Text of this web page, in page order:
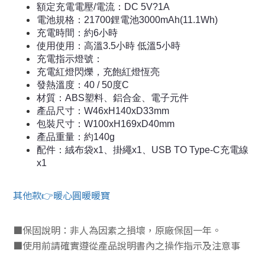
額定充電電壓/電流：DC 5V?1A
電池規格：21700鋰電池3000mAh(11.1Wh)
充電時間：約6小時
使用使用：高溫3.5小時 低溫5小時
充電指示燈號：
充電紅燈閃爍，充飽紅燈恆亮
發熱溫度：40 / 50度C
材質：ABS塑料、鋁合金、電子元件
產品尺寸：W46xH140xD33mm
包裝尺寸：W100xH169xD40mm
產品重量：約140g
配件：絨布袋x1、掛繩x1、USB TO Type-C充電線
x1
其他款👉暖心圓暖暖寶
■保固說明：非人為因素之損壞，原廠保固一年。
■使用前請確實遵從產品說明書內之操作指示及注意事